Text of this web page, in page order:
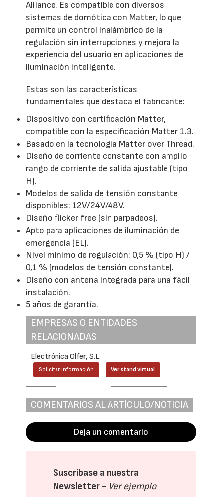
Alliance. Es compatible con diversos
sistemas de domótica con Matter, lo que
permite un control inalámbrico de la
regulación sin interrupciones y mejora la
experiencia del usuario en aplicaciones de
iluminación inteligente.
Estas son las características
fundamentales que destaca el fabricante:
Dispositivo con certificación Matter,
compatible con la especificación Matter 1.3.
Basado en la tecnología Matter over Thread.
Diseño de corriente constante con amplio
rango de corriente de salida ajustable (tipo
H).
Modelos de salida de tensión constante
disponibles: 12V/24V/48V.
Diseño flicker free (sin parpadeos).
Apto para aplicaciones de iluminación de
emergencia (EL).
Nivel mínimo de regulación: 0,5 % (tipo H) /
0,1 % (modelos de tensión constante).
Diseño con antena integrada para una fácil
instalación.
5 años de garantía.
EMPRESAS O ENTIDADES
RELACIONADAS
Electrónica Olfer, S.L.
Solicitar información Ver stand virtual
COMENTARIOS AL ARTÍCULO/NOTICIA
Deja un comentario
Suscríbase a nuestra
Newsletter - Ver ejemplo